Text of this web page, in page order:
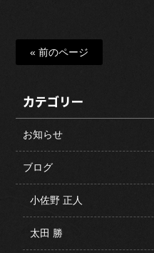
« 前のページ
カテゴリー
お知らせ
ブログ
小佐野 正人
太田 勝